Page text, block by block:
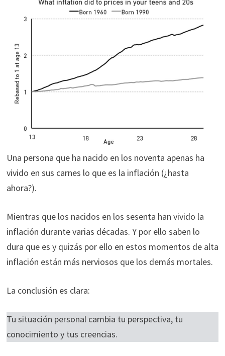
Una persona que ha nacido en los noventa apenas ha
vivido en sus carnes lo que es la inflación (¿hasta
ahora?).
Mientras que los nacidos en los sesenta han vivido la
inflación durante varias décadas. Y por ello saben lo
dura que es y quizás por ello en estos momentos de alta
inflación están más nerviosos que los demás mortales.
La conclusión es clara:
Tu situación personal cambia tu perspectiva, tu
conocimiento y tus creencias.